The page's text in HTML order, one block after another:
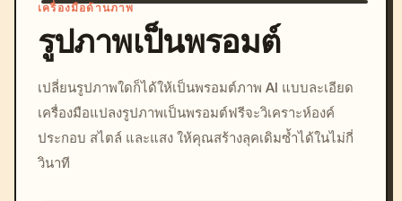
c, cyberpunk sunset, neon
colors, 8k --v 6.0
เครื่องมือด้านภาพ
รูปภาพเป็นพรอมต์
เปลี่ยนรูปภาพใดก็ได้ให้เป็นพรอมต์ภาพ AI แบบละเอียด
เครื่องมือแปลงรูปภาพเป็นพรอมต์ฟรีจะวิเคราะห์องค์
ประกอบ สไตล์ และแสง ให้คุณสร้างลุคเดิมซ้ำได้ในไม่กี่
วินาที